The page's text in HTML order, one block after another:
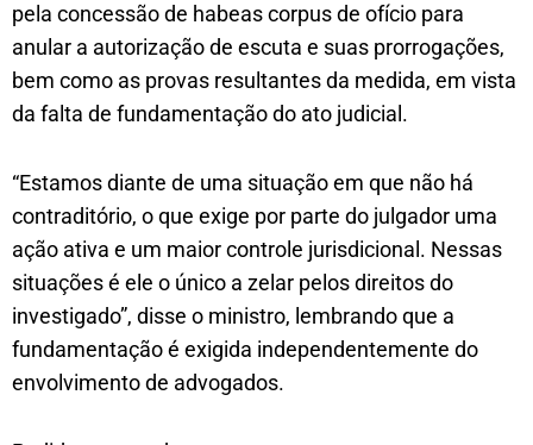
pela concessão de habeas corpus de ofício para
anular a autorização de escuta e suas prorrogações,
bem como as provas resultantes da medida, em vista
da falta de fundamentação do ato judicial.
“Estamos diante de uma situação em que não há
contraditório, o que exige por parte do julgador uma
ação ativa e um maior controle jurisdicional. Nessas
situações é ele o único a zelar pelos direitos do
investigado”, disse o ministro, lembrando que a
fundamentação é exigida independentemente do
envolvimento de advogados.